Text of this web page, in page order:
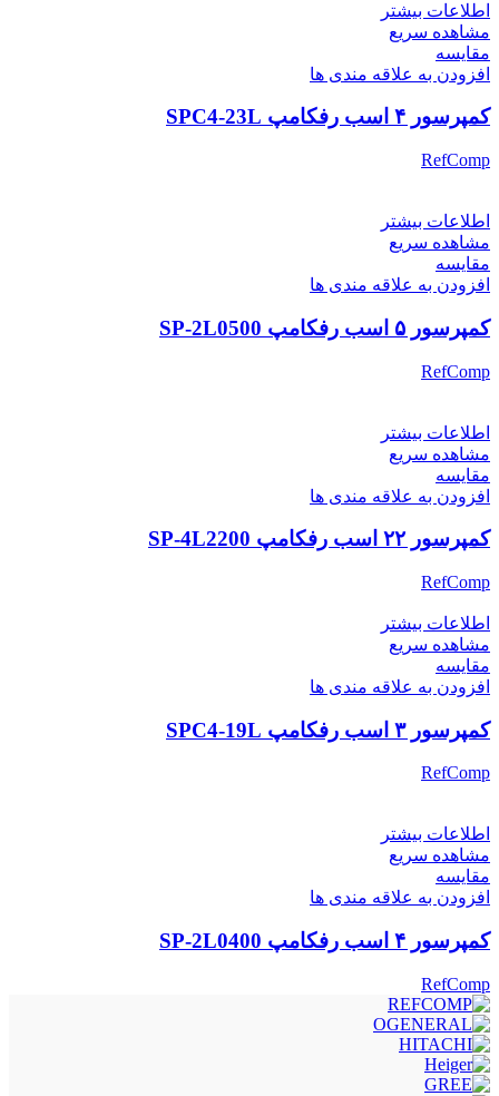
اطلاعات بیشتر
مشاهده سریع
مقایسه
افزودن به علاقه مندی ها
کمپرسور ۴ اسب رفکامپ SPC4-23L
RefComp
اطلاعات بیشتر
مشاهده سریع
مقایسه
افزودن به علاقه مندی ها
کمپرسور ۵ اسب رفکامپ SP-2L0500
RefComp
اطلاعات بیشتر
مشاهده سریع
مقایسه
افزودن به علاقه مندی ها
کمپرسور ۲۲ اسب رفکامپ SP-4L2200
RefComp
اطلاعات بیشتر
مشاهده سریع
مقایسه
افزودن به علاقه مندی ها
کمپرسور ۳ اسب رفکامپ SPC4-19L
RefComp
اطلاعات بیشتر
مشاهده سریع
مقایسه
افزودن به علاقه مندی ها
کمپرسور ۴ اسب رفکامپ SP-2L0400
RefComp